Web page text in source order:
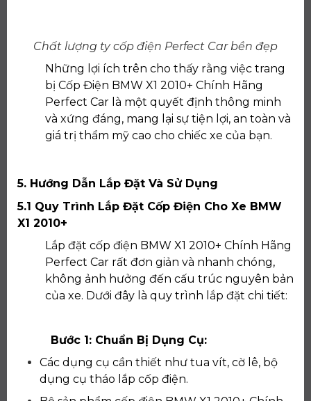
Chất lượng ty cốp điện Perfect Car bền đẹp
Những lợi ích trên cho thấy rằng việc trang
bị Cốp Điện BMW X1 2010+ Chính Hãng
Perfect Car là một quyết định thông minh
và xứng đáng, mang lại sự tiện lợi, an toàn và
giá trị thẩm mỹ cao cho chiếc xe của bạn.
5. Hướng Dẫn Lắp Đặt Và Sử Dụng
5.1 Quy Trình Lắp Đặt Cốp Điện Cho Xe BMW
X1 2010+
Lắp đặt cốp điện BMW X1 2010+ Chính Hãng
Perfect Car rất đơn giản và nhanh chóng,
không ảnh hưởng đến cấu trúc nguyên bản
của xe. Dưới đây là quy trình lắp đặt chi tiết:
Bước 1: Chuẩn Bị Dụng Cụ:
Các dụng cụ cần thiết như tua vít, cờ lê, bộ
dụng cụ tháo lắp cốp điện.